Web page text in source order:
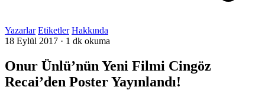
Yazarlar Etiketler Hakkında
18 Eylül 2017 · 1 dk okuma
Onur Ünlü’nün Yeni Filmi Cingöz
Recai’den Poster Yayınlandı!